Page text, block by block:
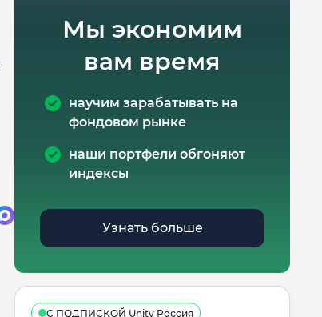
Мы экономим
вам время
научим зарабатывать на
фондовом рынке
наши портфели обгоняют
индексы
Узнать больше
С ПОДПИСКОЙ Unity Россия